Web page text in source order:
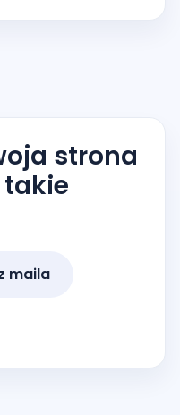
strona
takie
maila